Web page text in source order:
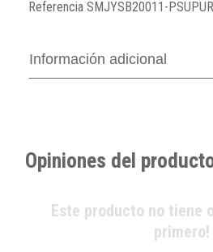
Referencia SMJYSB20011-
Información adicional
Opiniones del
Este producto no tiene
primero!